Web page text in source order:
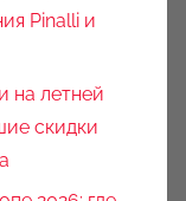
Pinalli и
на летней
скидки